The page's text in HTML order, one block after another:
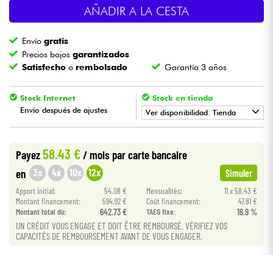
Batería y percusión
Vientos
Niños
Cables & Acces.
HiFi
Bundle
Ver nuestras marcas
AÑADIR A LA CESTA
Envíogratis
Precios bajosgarantizados
Satisfecho o rembolsado Garantía 3 años
Stock Internet
Envío después de ajustes
Stock en tienda
Ver disponibilidad. Tienda
Payez58.43 € / mois par carte bancaire
en 3x 4x 10x 12x Simuler
Apport initial: 54.08 € Mensualités:
11 x 58.43 €
Montant financement:
594.92 € Coût financement:
47.81 €
Montant total dù:
642.73 € TAEG fixe: 16.9 %
UN CRÉDIT VOUS ENGAGE ET DOIT ÊTRE REMBOURSÉ. VÉRIFIEZ VOS
CAPACITÉS DE REMBOURSEMENT AVANT DE VOUS ENGAGER.